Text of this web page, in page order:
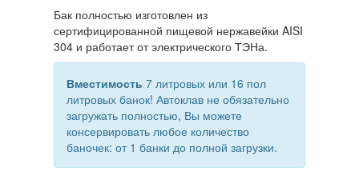
Бак полностью изготовлен из
сертифицированной пищевой нержавейки AISI
304 и работает от электрического ТЭНа.
Вместимость 7 литровых или 16 пол
литровых банок! Автоклав не обязательно
загружать полностью, Вы можете
консервировать любое количество
баночек: от 1 банки до полной загрузки.